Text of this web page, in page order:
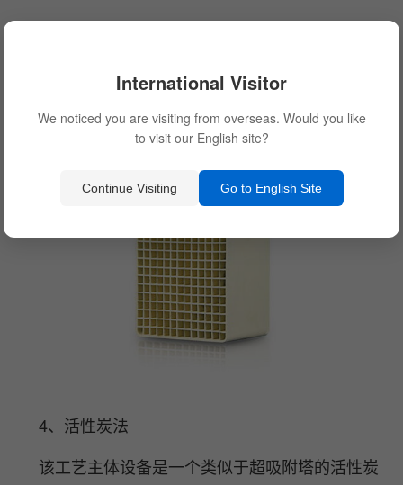
由于氯酸的强氧化性，采用含有氯酸的氧化吸收
95%以上，还可以脱除有毒的微量金属元素。除了采
用氯酸脱硫脱硝外，采用NaClO3/NaOH同时脱除
SO2和NOx也获得较好的效果。
4、活性炭法
该工艺主体设备是一个类似于超吸附塔的活性炭
International Visitor
We noticed you are visiting from overseas. Would you like
to visit our English site?
Continue Visiting Go to English Site